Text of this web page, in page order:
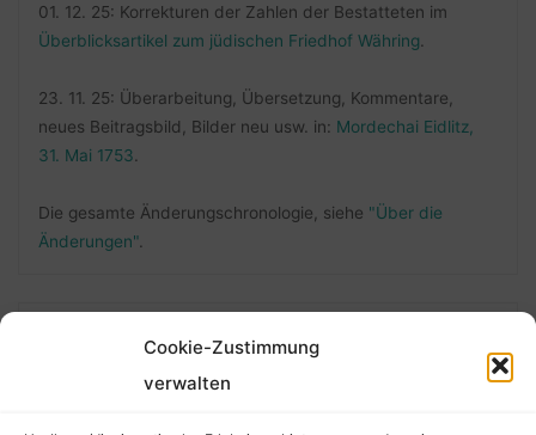
Cookie-Zustimmung
verwalten
01. 12. 25: Korrekturen der Zahlen der Bestatteten im
Überblicksartikel zum jüdischen Friedhof Währing
23. 11. 25: Überarbeitung, Übersetzung, Kommentare,
neues Beitragsbild, Bilder neu usw. in: Mordechai Eidlitz,
31. Mai 1753
Die gesamte Änderungschronologie, siehe "Über die
Änderungen".
FOLLOW ME